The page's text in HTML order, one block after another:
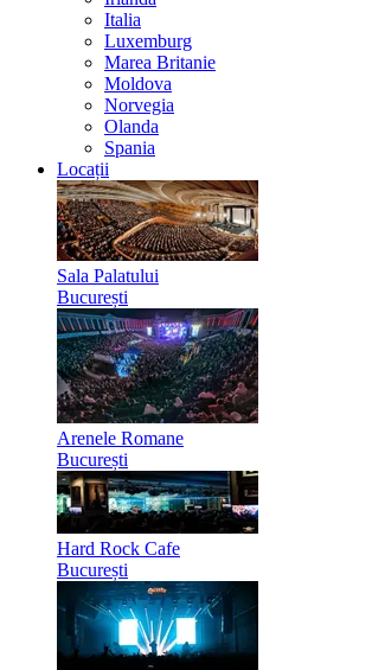
Italia
Luxemburg
Marea Britanie
Moldova
Norvegia
Olanda
Spania
Locații
Sala Palatului
București
Arenele Romane
București
Hard Rock Cafe
București